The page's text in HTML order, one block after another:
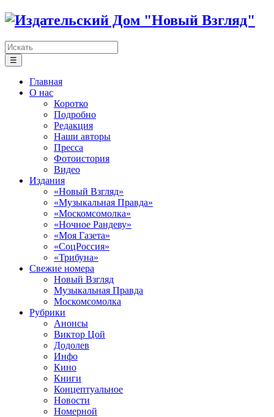
☰
Главная
О нас
Коротко
Подробно
Редакция
Наши авторы
Пресса
Фотоистория
Видео
Издания
«Новый Взгляд»
«Музыкальная Правда»
«Москомсомолка»
«Ночное Рандеву»
«Моя Газета»
«СоцРоссия»
«Трибуна»
Свежие номера
Новый Взгляд
Музыкальная Правда
Москомсомолка
Рубрики
Анонсы
Виктор Цой
Додолев
Инфо
Кино
Книги
Концептуальное
Новости
Номерной